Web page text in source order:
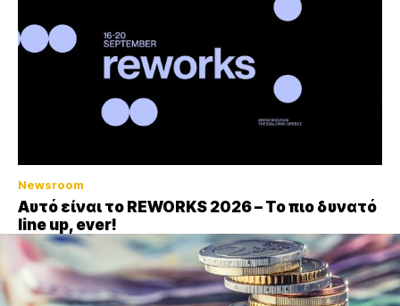
Newsroom
Αυτό είναι το REWORKS 2026 – Το πιο δυνατό
line up, ever!